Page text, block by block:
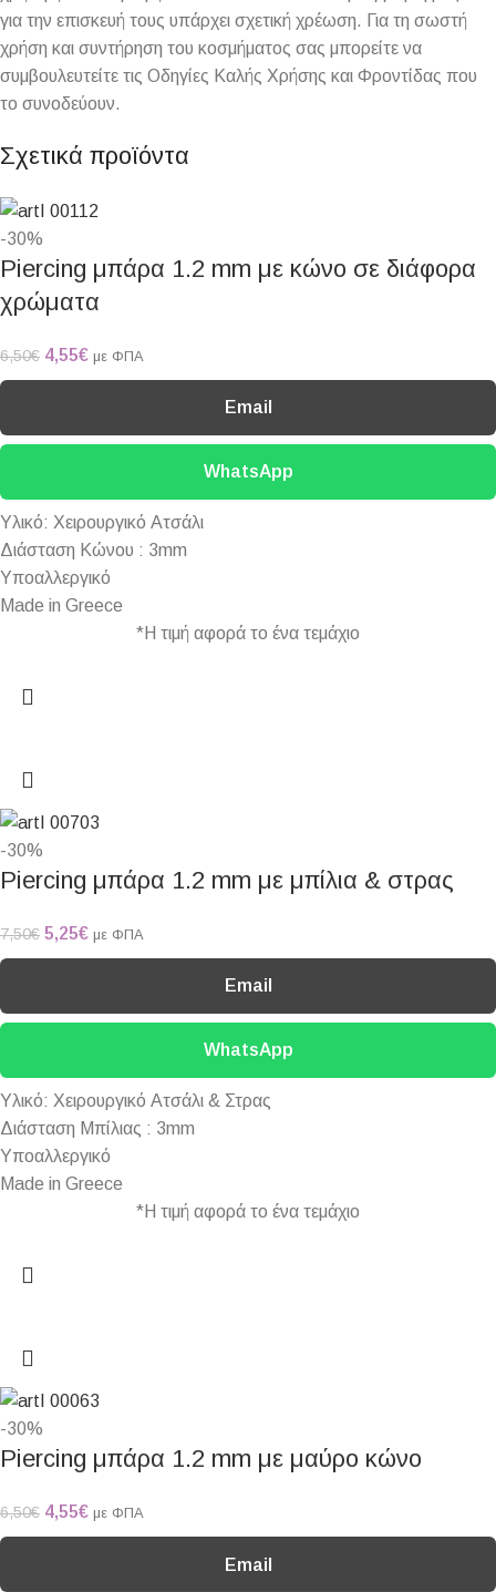
για την επισκευή τους υπάρχει σχετική χρέωση. Για τη σωστή
χρήση και συντήρηση του κοσμήματος σας μπορείτε να
συμβουλευτείτε τις Οδηγίες Καλής Χρήσης και Φροντίδας που
το συνοδεύουν.
Σχετικά προϊόντα
-30%
Piercing μπάρα 1.2 mm με κώνο σε διάφορα
χρώματα
6,50€ 4,55€ με ΦΠΑ
Email
WhatsApp
Υλικό: Χειρουργικό Ατσάλι
Διάσταση Κώνου : 3mm
Υποαλλεργικό
Made in Greece
*Η τιμή αφορά το ένα τεμάχιο
-30%
Piercing μπάρα 1.2 mm με μπίλια & στρας
7,50€ 5,25€ με ΦΠΑ
Email
WhatsApp
Υλικό: Χειρουργικό Ατσάλι & Στρας
Διάσταση Μπίλιας : 3mm
Υποαλλεργικό
Made in Greece
*Η τιμή αφορά το ένα τεμάχιο
-30%
Piercing μπάρα 1.2 mm με μαύρο κώνο
6,50€ 4,55€ με ΦΠΑ
Email